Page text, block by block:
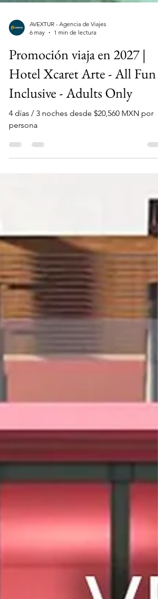
AVEXTUR - Agencia de Viajes
6 may
1 min de lectura
Promoción viaja en 2027 |
Hotel Xcaret Arte - All Fun
4 días / 3 noches desde $20,560 MXN por